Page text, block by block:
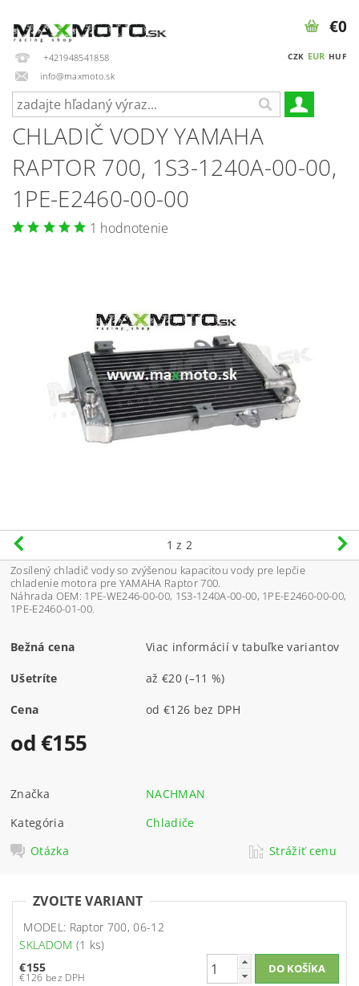
+421948541858
info@maxmoto.sk
CZK EUR HUF
€0
CHLADIČ VODY YAMAHA
RAPTOR 700, 1S3-1240A-00-00,
1PE-E2460-00-00
1 hodnotenie
1 z 2
Zosílený chladič vody so zvýšenou kapacitou vody pre lepčie
chladenie motora pre YAMAHA Raptor 700.
Náhrada OEM: 1PE-WE246-00-00, 1S3-1240A-00-00, 1PE-E2460-00-00,
1PE-E2460-01-00.
Bežná cena Viac informácií v tabuľke variantov
Ušetríte až€20(–11 %)
Cena od €126 bez DPH
od €155
Značka
NACHMAN
Kategória
Chladiče
Otázka
Strážiť cenu
ZVOĽTE VARIANT
MODEL: Raptor 700, 06-12
SKLADOM (1 ks)
€155
€126 bez DPH